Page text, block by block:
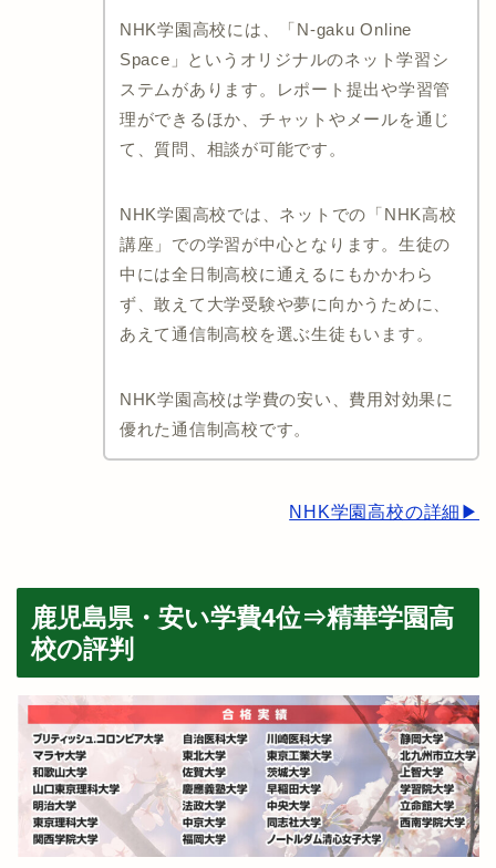
NHK学園高校には、「N-gaku Online
Space」というオリジナルのネット学習シ
ステムがあります。レポート提出や学習管
理ができるほか、チャットやメールを通じ
て、質問、相談が可能です。
NHK学園高校では、ネットでの「NHK高校
講座」での学習が中心となります。生徒の
中には全日制高校に通えるにもかかわら
ず、敢えて大学受験や夢に向かうために、
あえて通信制高校を選ぶ生徒もいます。
NHK学園高校は学費の安い、費用対効果に
優れた通信制高校です。
NHK学園高校の詳細▶︎
鹿児島県・安い学費4位⇒精華学園高
校の評判